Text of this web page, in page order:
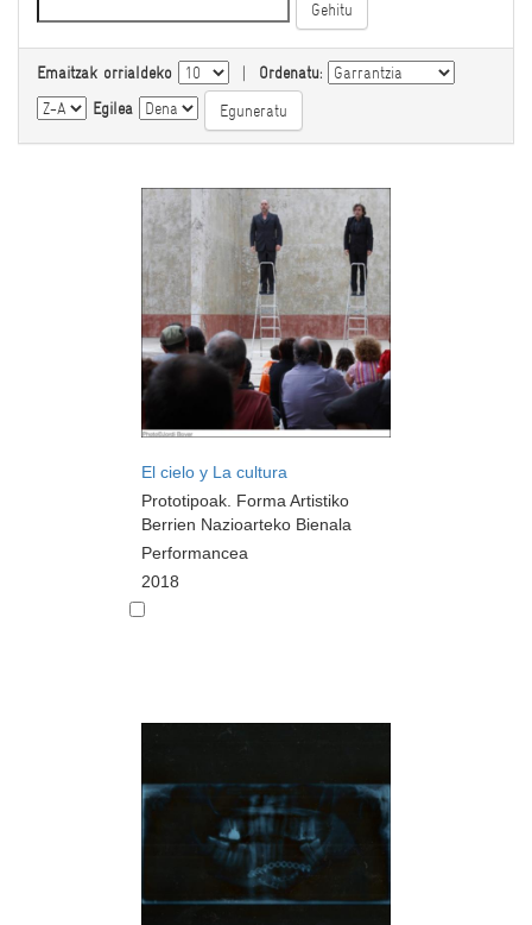
Emaitzak orrialdeko | Ordenatu:
Egilea
El cielo y La cultura
Prototipoak. Forma Artistiko
Berrien Nazioarteko Bienala
Performancea
2018